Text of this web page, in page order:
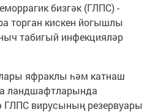
бизгәк (ГЛПС) -
торган кискен йогышлы
табигый инфекцияләр
яфраклы һәм катнаш
ландшафтларында
ГЛПС вирусының резервуары